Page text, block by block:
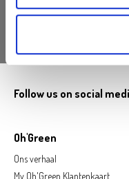
Oh'Green
Ons verhaal
My Oh'Green Klantenkaart
Follow us on social